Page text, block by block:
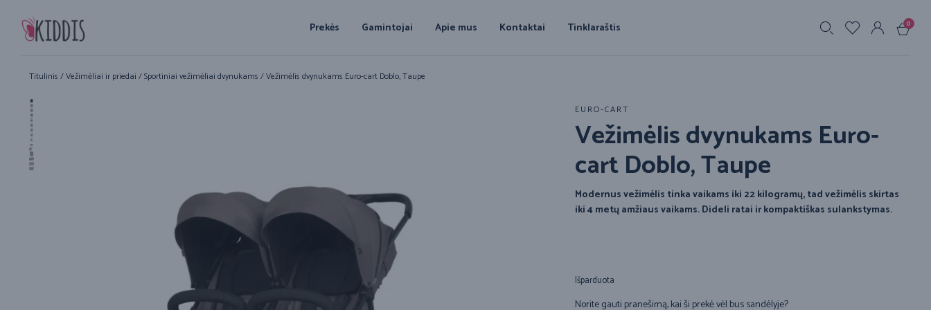
Prekės Gamintojai Apie mus Kontaktai Tinklaraštis 0
Titulinis /Vežimėliai ir priedai /Sportiniai vežimėliai dvynukams / Vežimėlis dvynukams Euro-cart Doblo, Taupe
EURO-CART
Vežimėlis dvynukams Euro-
cart Doblo, Taupe
Modernus vežimėlis tinka vaikams iki 22 kilogramų, tad vežimėlis skirtas
iki 4 metų amžiaus vaikams. Dideli ratai ir kompaktiškas sulankstymas.
Išparduota
Norite gauti pranešimą, kai ši prekė vėl bus sandėlyje?